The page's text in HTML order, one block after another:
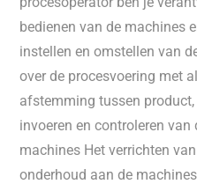
bedienen van de machines
instellen en omstellen van
over de procesvoering met
afstemming tussen
invoeren en controleren
machines Het verrichten
onderhoud aan de